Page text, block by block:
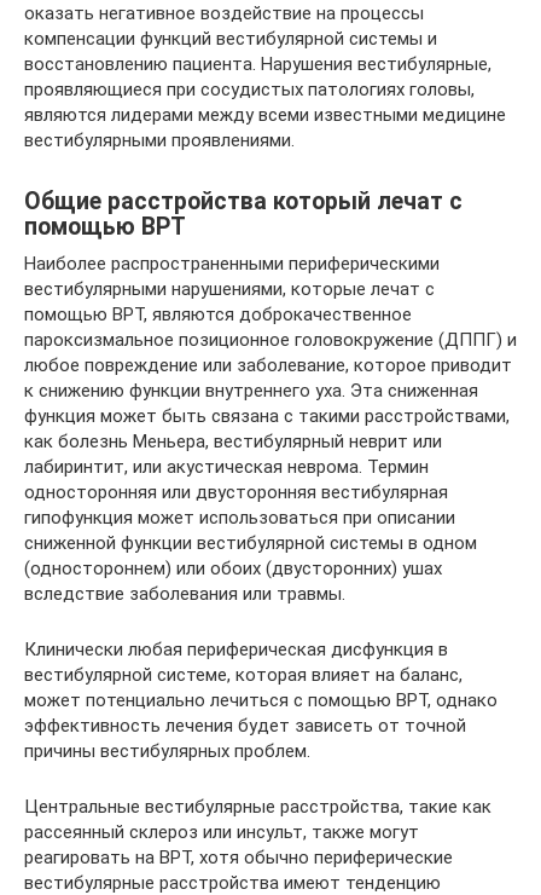
оказать негативное воздействие на процессы
компенсации функций вестибулярной системы и
восстановлению пациента. Нарушения вестибулярные,
проявляющиеся при сосудистых патологиях головы,
являются лидерами между всеми известными медицине
вестибулярными проявлениями.
Общие расстройства который лечат с
помощью ВРТ
Наиболее распространенными периферическими
вестибулярными нарушениями, которые лечат с
помощью ВРТ, являются доброкачественное
пароксизмальное позиционное головокружение (ДППГ) и
любое повреждение или заболевание, которое приводит
к снижению функции внутреннего уха. Эта сниженная
функция может быть связана с такими расстройствами,
как болезнь Меньера, вестибулярный неврит или
лабиринтит, или акустическая неврома. Термин
односторонняя или двусторонняя вестибулярная
гипофункция может использоваться при описании
сниженной функции вестибулярной системы в одном
(одностороннем) или обоих (двусторонних) ушах
вследствие заболевания или травмы.
Клинически любая периферическая дисфункция в
вестибулярной системе, которая влияет на баланс,
может потенциально лечиться с помощью ВРТ, однако
эффективность лечения будет зависеть от точной
причины вестибулярных проблем.
Центральные вестибулярные расстройства, такие как
рассеянный склероз или инсульт, также могут
реагировать на ВРТ, хотя обычно периферические
вестибулярные расстройства имеют тенденцию